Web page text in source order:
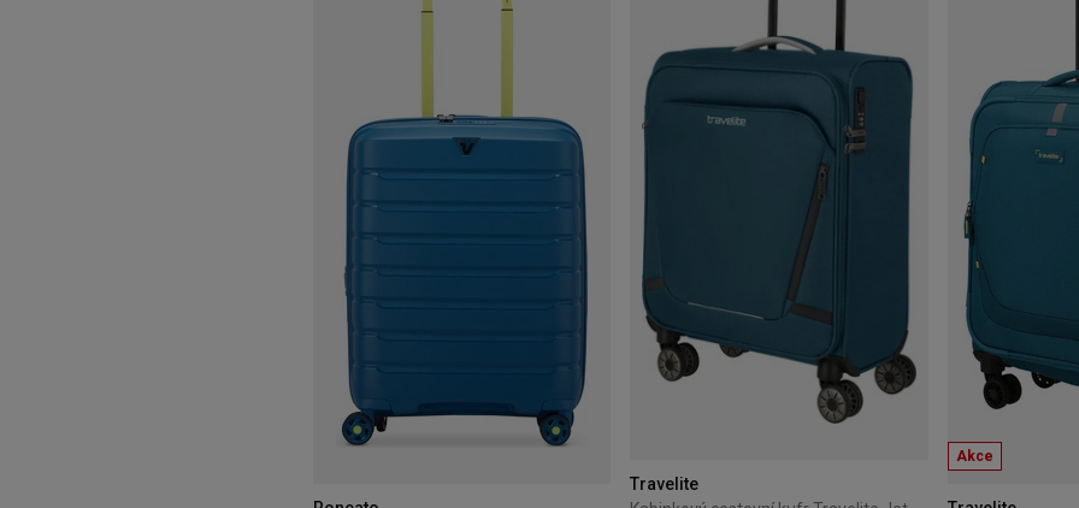
Travelite
Akce